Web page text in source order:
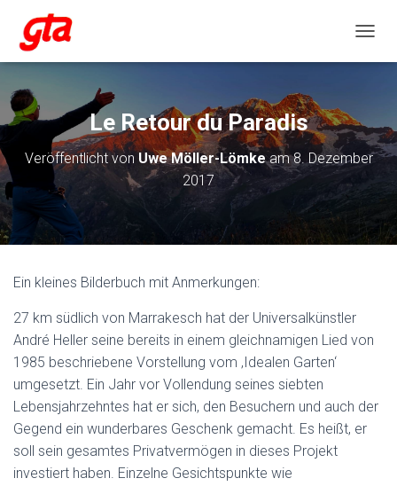
Le Retour du Paradis
Veröffentlicht von Uwe Möller-Lömkeam8. Dezember
2017
Ein kleines Bilderbuch mit Anmerkungen:
27 km südlich von Marrakesch hat der Universalkünstler
André Heller seine bereits in einem gleichnamigen Lied von
1985 beschriebene Vorstellung vom ‚Idealen Garten‘
umgesetzt. Ein Jahr vor Vollendung seines siebten
Lebensjahrzehntes hat er sich, den Besuchern und auch der
Gegend ein wunderbares Geschenk gemacht. Es heißt, er
soll sein gesamtes Privatvermögen in dieses Projekt
investiert haben. Einzelne Gesichtspunkte wie